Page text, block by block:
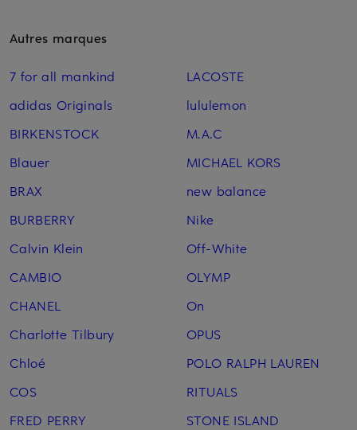
Autres marques
7 for all mankind
adidas Originals
BIRKENSTOCK
Blauer
BRAX
BURBERRY
Calvin Klein
CAMBIO
CHANEL
Charlotte Tilbury
Chloé
COS
FRED PERRY
LACOSTE
lululemon
M.A.C
MICHAEL KORS
new balance
Nike
Off-White
OLYMP
On
OPUS
POLO RALPH LAUREN
RITUALS
STONE ISLAND